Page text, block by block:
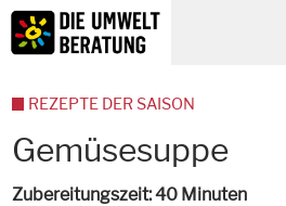
Inhalt
Suche
Gemüsesuppe
Zubereitungszeit 40 Minuten
REZEPTE DER SAISON